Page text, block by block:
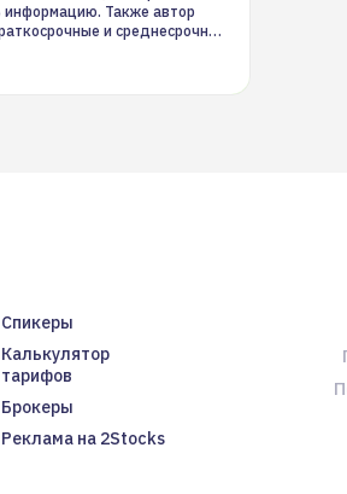
информацию. Также автор
и среднесрочные
Спикеры
Калькулятор
тарифов
Брокеры
Реклама на 2Stocks